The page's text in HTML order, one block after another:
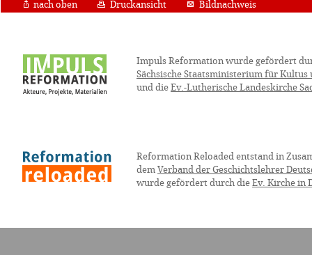
nach oben Druckansicht Bildnachweis
Impuls Reformation wurde gefördert
Sächsische Staatsministerium für Kultus
und die Ev.-Lutherische Landeskirche
Reformation Reloaded entstand in
dem Verband der Geschichtslehrer
wurde gefördert durch die Ev. Kirche in